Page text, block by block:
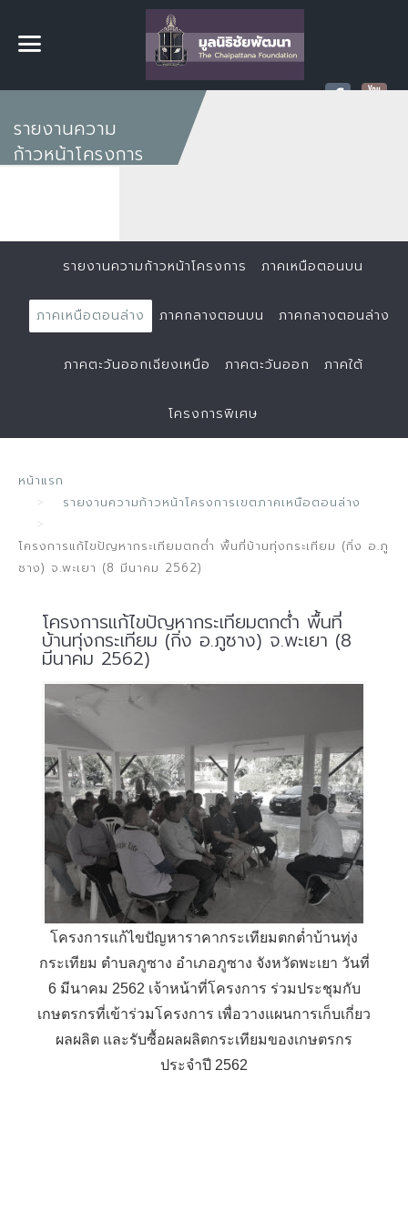
รายงานความ
ก้าวหน้าโครงการ
รายงานความก้าวหน้าโครงการ ภาคเหนือตอนบน
ภาคเหนือตอนล่าง ภาคกลางตอนบน ภาคกลางตอนล่าง
ภาคตะวันออกเฉียงเหนือ ภาคตะวันออก ภาคใต้
โครงการพิเศษ
หน้าแรก
รายงานความก้าวหน้าโครงการเขตภาคเหนือตอนล่าง
โครงการแก้ไขปัญหากระเทียมตกต่ำ พื้นที่บ้านทุ่งกระเทียม (กิ่ง อ.ภู
ซาง) จ.พะเยา (8 มีนาคม 2562)
โครงการแก้ไขปัญหากระเทียมตกต่ำ พื้นที่
บ้านทุ่งกระเทียม (กิ่ง อ.ภูซาง) จ.พะเยา (8
มีนาคม 2562)
โครงการแก้ไขปัญหาราคากระเทียมตกต่ำบ้านทุ่ง
กระเทียม ตำบลภูซาง อำเภอภูซาง จังหวัดพะเยา วันที่
6 มีนาคม 2562 เจ้าหน้าที่โครงการ ร่วมประชุมกับ
เกษตรกรที่เข้าร่วมโครงการ เพื่อวางแผนการเก็บเกี่ยว
ผลผลิต และรับซื้อผลผลิตกระเทียมของเกษตรกร
ประจำปี 2562